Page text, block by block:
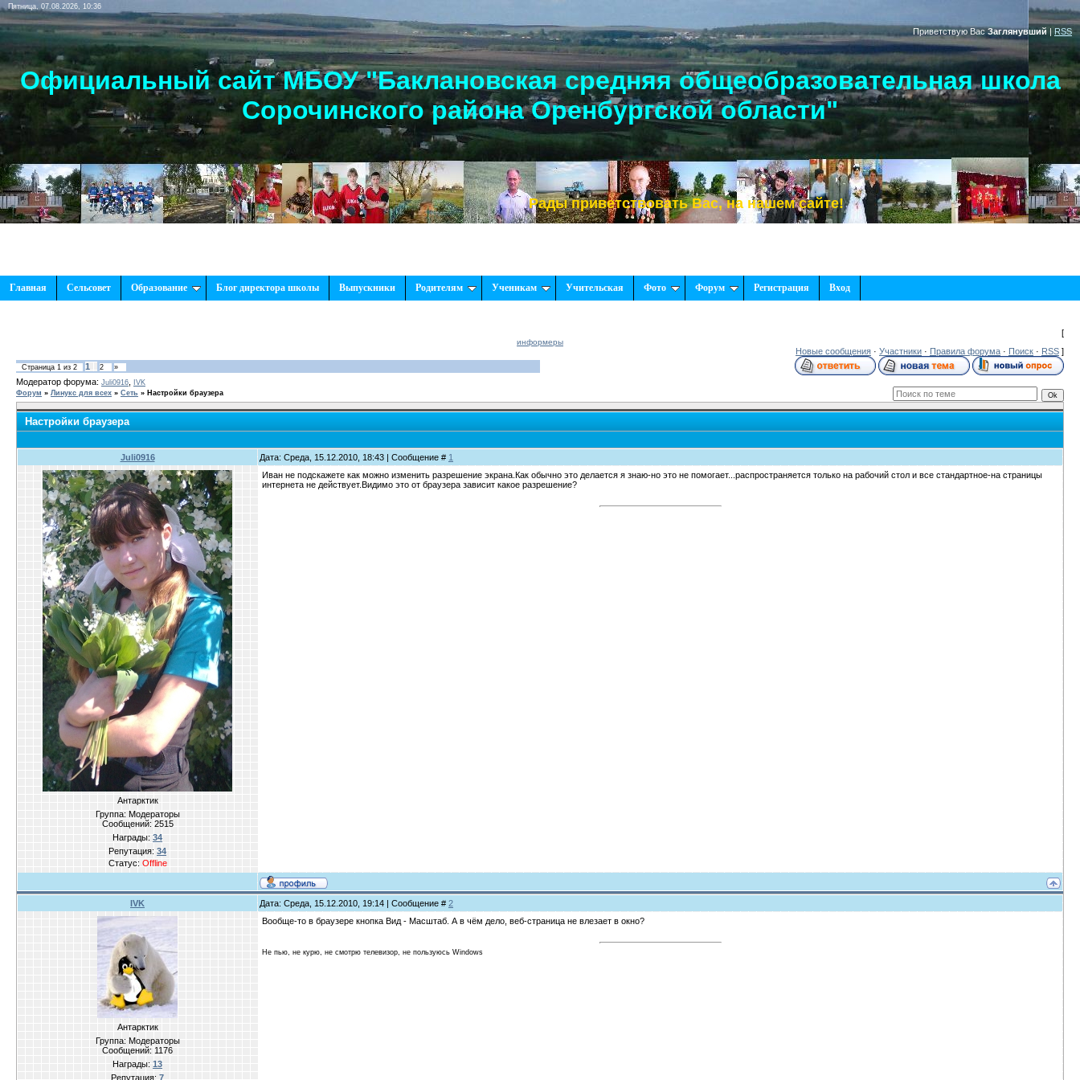
Пятница, 07.08.2026, 10:36
Приветствую Вас Заглянувший | RSS
Официальный сайт МБОУ "Баклановская средняя общеобразовательная школа
Сорочинского района Оренбургской области"
Рады приветствовать Вас, на нашем сайте!
Главная Сельсовет Образование Блог директора школы Выпускники Родителям Ученикам Учительская Фото Форум Регистрация Вход
[
информеры
Новые сообщения · Участники · Правила форума · Поиск · RSS ]
Страница 1 из 2 1 2 »
Модератор форума: Juli0916,
IVK
Форум » Линукс для всех » Сеть » Настройки браузера
Настройки браузера
Juli0916 Дата: Среда, 15.12.2010, 18:43 | Сообщение # 1
Антарктик
Группа: Модераторы
Сообщений: 2515
Награды: 34
Репутация: 34
Статус: Offline
Иван не подскажете как можно изменить разрешение экрана.Как обычно это делается я знаю-но это не помогает...распространяется только на рабочий стол и все стандартное-на страницы
интернета не действует.Видимо это от браузера зависит какое разрешение?
IVK Дата: Среда, 15.12.2010, 19:14 | Сообщение # 2
Антарктик
Группа: Модераторы
Сообщений: 1176
Награды: 13
Репутация: 7
Вообще-то в браузере кнопка Вид - Масштаб. А в чём дело, веб-страница не влезает в окно?
Не пью, не курю, не смотрю телевизор, не пользуюсь Windows